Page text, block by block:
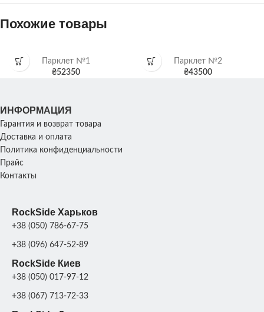
Похожие товары
Парклет №1
₴52350
Парклет №2
₴43500
ИНФОРМАЦИЯ
Гарантия и возврат товара
Доставка и оплата
Политика конфиденциальности
Прайс
Контакты
RockSide Харьков
+38 (050) 786-67-75
+38 (096) 647-52-89
RockSide Киев
+38 (050) 017-97-12
+38 (067) 713-72-33